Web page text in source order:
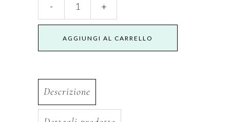
Viso
Acqua
quantity
AGGIUNGI AL CARRELLO
Descrizione